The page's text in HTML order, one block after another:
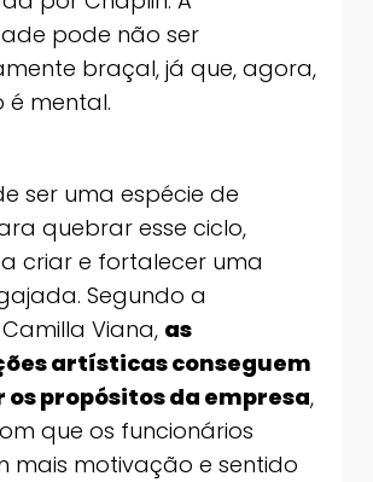
pode não ser
braçal, já que, agora,
é mental.
ser uma espécie de
quebrar esse ciclo,
criar e fortalecer uma
Segundo a
Viana, as
artísticas conseguem
os propósitos da empresa,
que os funcionários
mais motivação e sentido